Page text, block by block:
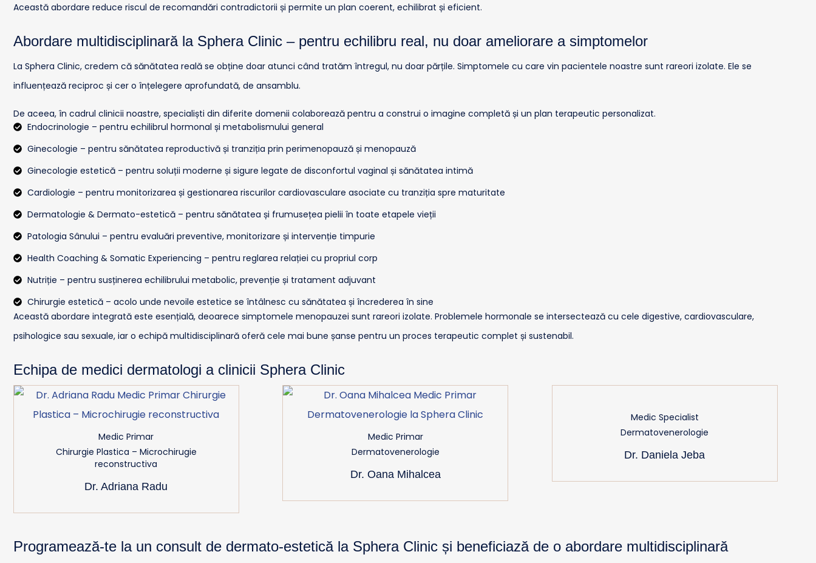
Această abordare reduce riscul de recomandări contradictorii și permite un plan coerent, echilibrat și eficient.
Abordare multidisciplinară la Sphera Clinic – pentru echilibru real, nu doar ameliorare a simptomelor
La Sphera Clinic, credem că sănătatea reală se obține doar atunci când tratăm întregul, nu doar părțile. Simptomele cu care vin pacientele noastre sunt rareori izolate. Ele se
influențează reciproc și cer o înțelegere aprofundată, de ansamblu.
De aceea, în cadrul clinicii noastre, specialiști din diferite domenii colaborează pentru a construi o imagine completă și un plan terapeutic personalizat.
Endocrinologie – pentru echilibrul hormonal și metabolismului general
Ginecologie – pentru sănătatea reproductivă și tranziția prin perimenopauză și menopauză
Ginecologie estetică – pentru soluții moderne și sigure legate de disconfortul vaginal și sănătatea intimă
Cardiologie – pentru monitorizarea și gestionarea riscurilor cardiovasculare asociate cu tranziția spre maturitate
Dermatologie & Dermato-estetică – pentru sănătatea și frumusețea pielii în toate etapele vieții
Patologia Sânului – pentru evaluări preventive, monitorizare și intervenție timpurie
Health Coaching & Somatic Experiencing – pentru reglarea relației cu propriul corp
Nutriție – pentru susținerea echilibrului metabolic, prevenție și tratament adjuvant
Chirurgie estetică – acolo unde nevoile estetice se întâlnesc cu sănătatea și încrederea în sine
Această abordare integrată este esențială, deoarece simptomele menopauzei sunt rareori izolate. Problemele hormonale se intersectează cu cele digestive, cardiovasculare,
psihologice sau sexuale, iar o echipă multidisciplinară oferă cele mai bune șanse pentru un proces terapeutic complet și sustenabil.
Echipa de medici dermatologi a clinicii Sphera Clinic
Medic Primar
Chirurgie Plastica – Microchirugie
reconstructiva
Dr. Adriana Radu
Medic Primar
Dermatovenerologie
Dr. Oana Mihalcea
Medic Specialist
Dermatovenerologie
Dr. Daniela Jeba
Programează-te la un consult de dermato-estetică la Sphera Clinic și beneficiază de o abordare multidisciplinară